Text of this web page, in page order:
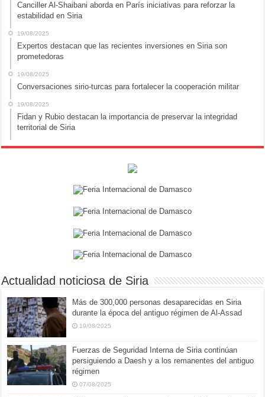
Canciller Al-Shaibani aborda en París iniciativas para reforzar la
estabilidad en Siria
19/08/2025
Expertos destacan que las recientes inversiones en Siria son
prometedoras
19/08/2025
Conversaciones sirio-turcas para fortalecer la cooperación militar
19/08/2025
Fidan y Rubio destacan la importancia de preservar la integridad
territorial de Siria
Actualidad noticiosa de Siria
Más de 300,000 personas desaparecidas en Siria
durante la época del antiguo régimen de Al-Assad
19/08/2025
Fuerzas de Seguridad Interna de Siria continúan
persiguiendo a Daesh y a los remanentes del antiguo
régimen
07/08/2025